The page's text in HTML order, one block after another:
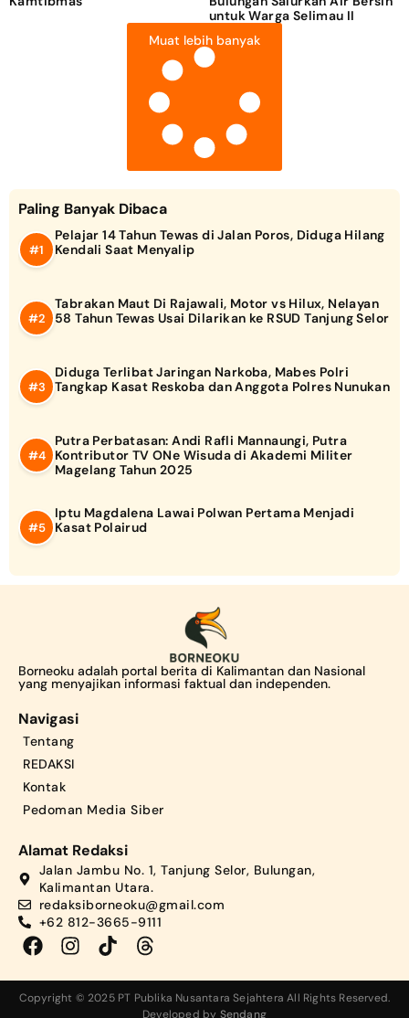
untuk Warga Selimau II
Muat lebih banyak
Paling Banyak Dibaca
Pelajar 14 Tahun Tewas di Jalan Poros, Diduga Hilang
Kendali Saat Menyalip
Tabrakan Maut Di Rajawali, Motor vs Hilux, Nelayan
58 Tahun Tewas Usai Dilarikan ke RSUD Tanjung Selor
Diduga Terlibat Jaringan Narkoba, Mabes Polri
Tangkap Kasat Reskoba dan Anggota Polres Nunukan
Putra Perbatasan: Andi Rafli Mannaungi, Putra
Kontributor TV ONe Wisuda di Akademi Militer
Magelang Tahun 2025
Iptu Magdalena Lawai Polwan Pertama Menjadi
Kasat Polairud
Borneoku adalah portal berita di Kalimantan dan Nasional
yang menyajikan informasi faktual dan independen.
Navigasi
Tentang
REDAKSI
Kontak
Pedoman Media Siber
Alamat Redaksi
Jalan Jambu No. 1, Tanjung Selor, Bulungan,
Kalimantan Utara.
redaksiborneoku@gmail.com
+62 812-3665-9111
Copyright © 2025 PT Publika Nusantara Sejahtera All Rights Reserved.
Developed by Sendang